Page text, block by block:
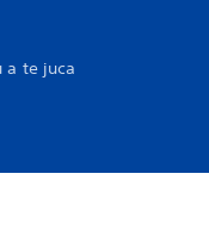
a te juca